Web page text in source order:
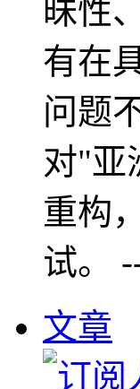
昧性
有在
问题
对"亚
重构
试。
文章